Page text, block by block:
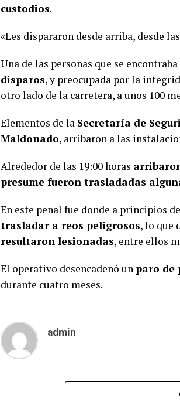
custodios.
«Les dispararon desde arriba, desde
Una de las personas que se
disparos, y preocupada por la
otro lado de la carretera, a unos 100
Elementos de la Secretaría de
Maldonado, arribaron a las
Alrededor de las 19:00 horas
presume fueron trasladadas
En este penal fue donde a principios
trasladar a reos peligrosos, lo que
resultaron lesionadas, entre ellos
El operativo desencadenó un paro de
durante cuatro meses.
admin